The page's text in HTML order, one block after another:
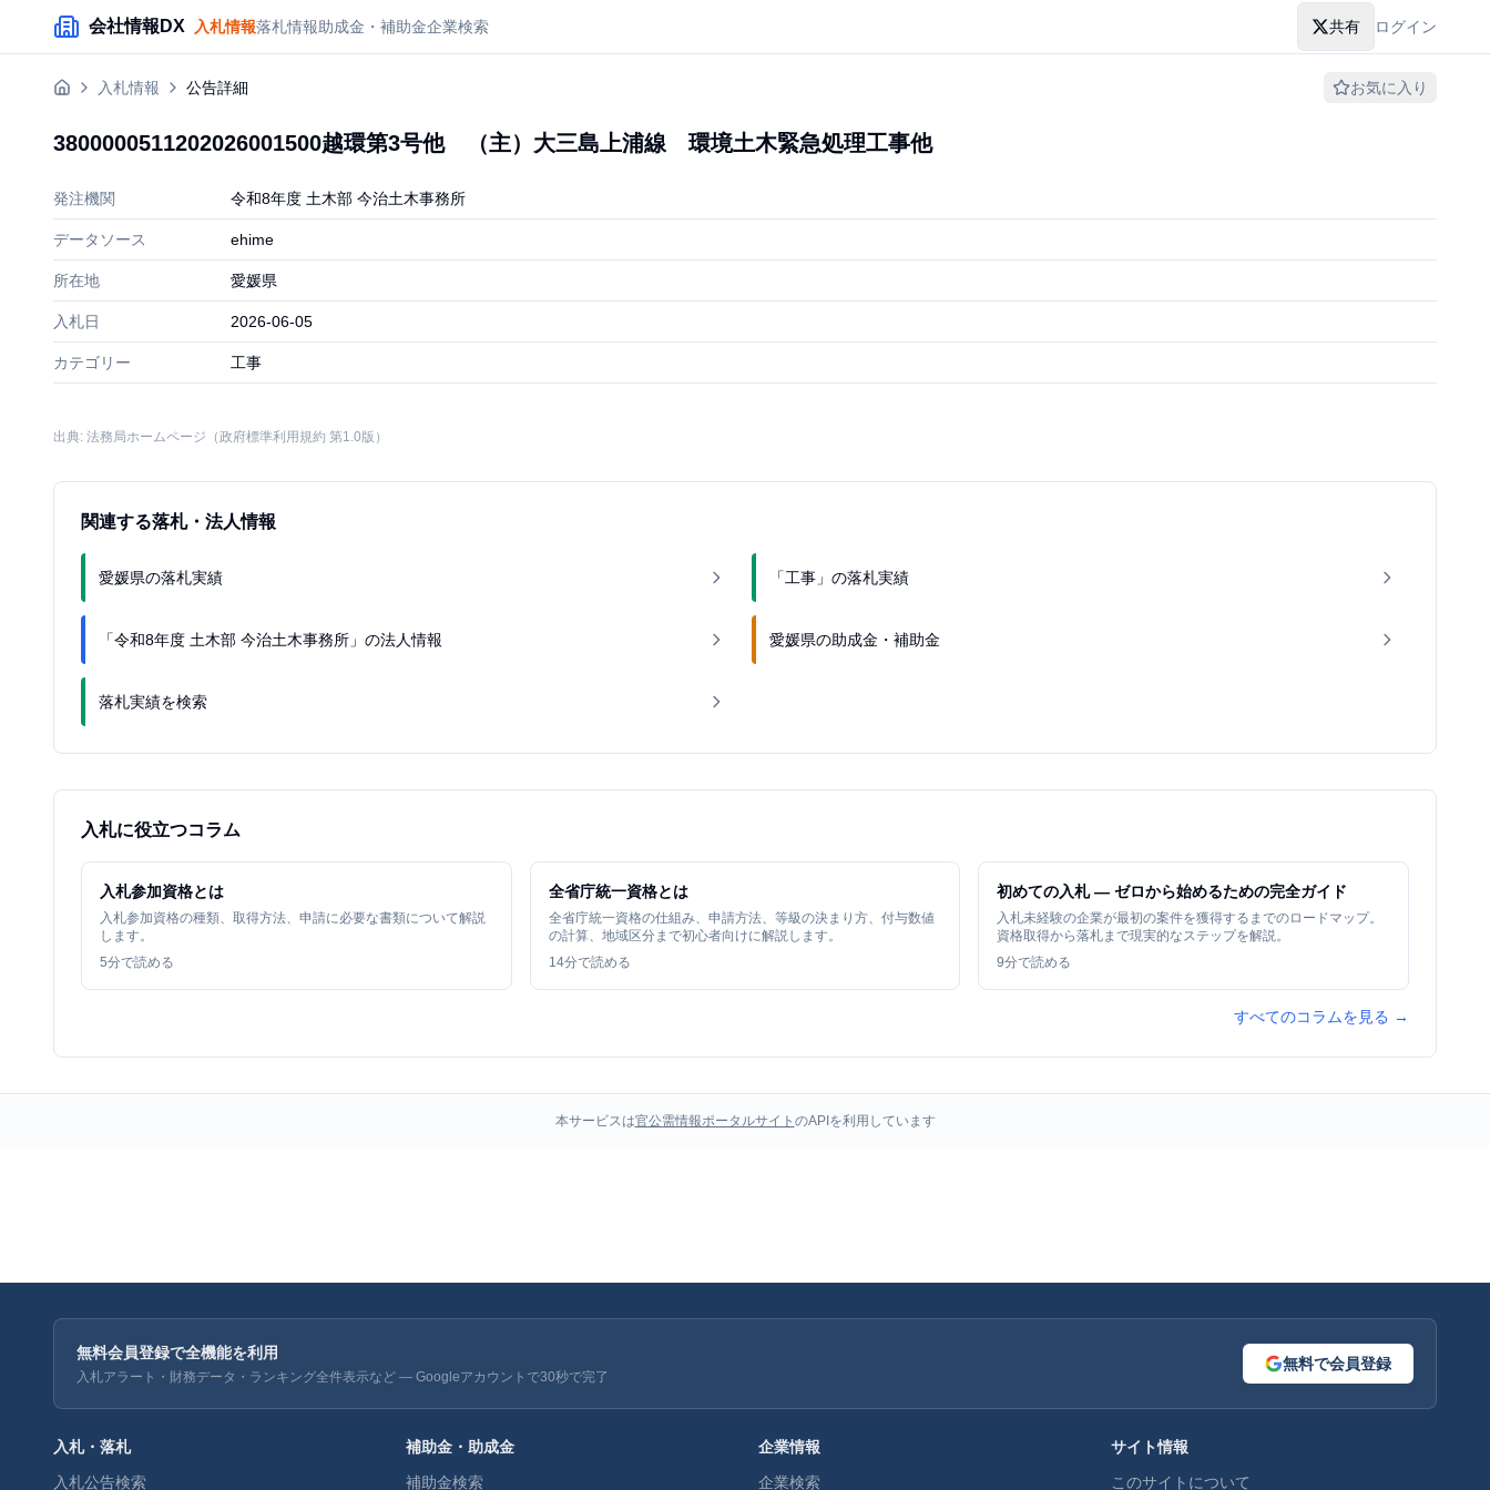
メインコンテンツにスキップ
会社情報DX 入札情報落札情報助成金・補助金企業検索 共有 ログイン
入札情報 公告詳細 お気に入り
3800000511202026001500越環第3号他 （主）大三島上浦線 環境土木緊急処理工事他
発注機関 令和8年度 土木部 今治土木事務所
データソース ehime
所在地 愛媛県
入札日 2026-06-05
カテゴリー 工事
出典: 法務局ホームページ（政府標準利用規約 第1.0版）
関連する落札・法人情報
愛媛県の落札実績 「工事」の落札実績
「令和8年度 土木部 今治土木事務所」の法人情報 愛媛県の助成金・補助金
落札実績を検索
入札に役立つコラム
入札参加資格とは
入札参加資格の種類、取得方法、申請に必要な書類について解説
します。
5分で読める
全省庁統一資格とは
全省庁統一資格の仕組み、申請方法、等級の決まり方、付与数値
の計算、地域区分まで初心者向けに解説します。
14分で読める
初めての入札 — ゼロから始めるための完全ガイド
入札未経験の企業が最初の案件を獲得するまでのロードマップ。
資格取得から落札まで現実的なステップを解説。
9分で読める
すべてのコラムを見る →
本サービスは官公需情報ポータルサイト のAPIを利用しています
無料会員登録で全機能を利用
入札アラート・財務データ・ランキング全件表示など — Googleアカウントで30秒で完了
無料で会員登録
入札・落札
入札公告検索
補助金・助成金
補助金検索
企業情報
企業検索
サイト情報
このサイトについて